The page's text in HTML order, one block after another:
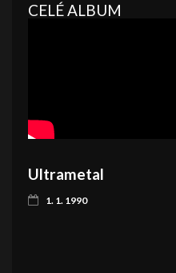
CELÉ ALBUM
Ultrametal
1. 1. 1990